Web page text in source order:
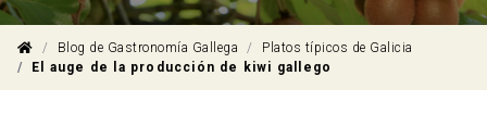
Blog de Gastronomía Gallega
Platos típicos de Galicia
El auge de la producción de kiwi gallego